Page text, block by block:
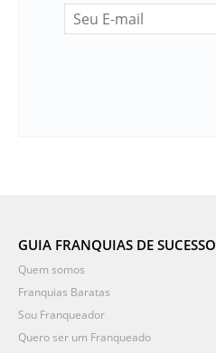
GUIA FRANQUIAS DE SUCESSO
Quem somos
Franquias Baratas
Sou Franqueador
Quero ser um Franqueado